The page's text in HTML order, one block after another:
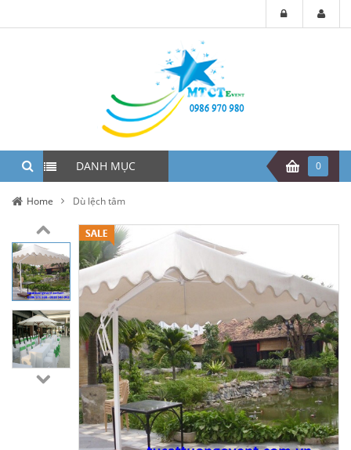
DANH MỤC 0
Home Dù lệch tâm